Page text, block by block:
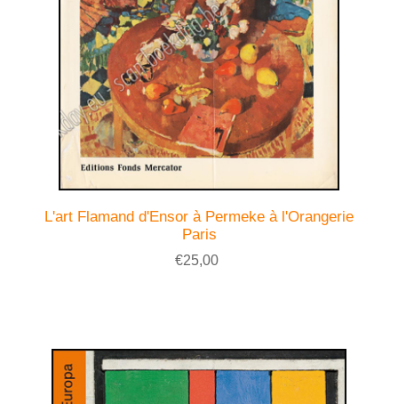
L'art Flamand d'Ensor à Permeke à l'Orangerie
Paris
€25,00